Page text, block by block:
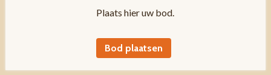
Plaats hier uw bod.
Bod plaatsen